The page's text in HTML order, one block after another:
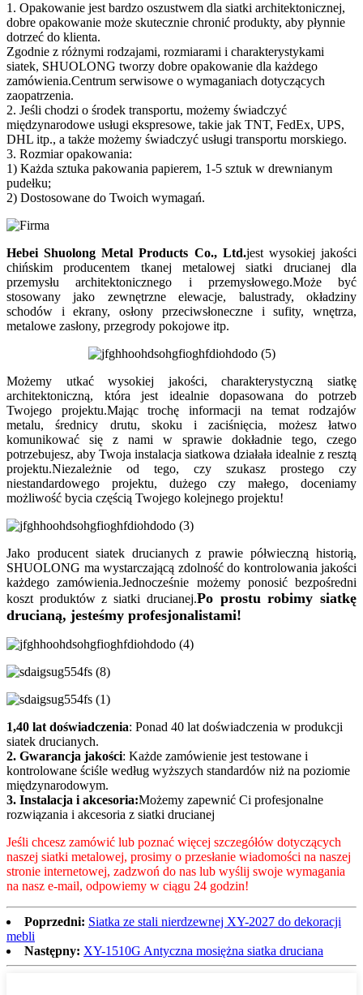
1. Opakowanie jest bardzo oszustwem dla siatki architektonicznej,
dobre opakowanie może skutecznie chronić produkty, aby płynnie
dotrzeć do klienta.
Zgodnie z różnymi rodzajami, rozmiarami i charakterystykami
siatek, SHUOLONG tworzy dobre opakowanie dla każdego
zamówienia.Centrum serwisowe o wymaganiach dotyczących
zaopatrzenia.
2. Jeśli chodzi o środek transportu, możemy świadczyć
międzynarodowe usługi ekspresowe, takie jak TNT, FedEx, UPS,
DHL itp., a także możemy świadczyć usługi transportu morskiego.
3. Rozmiar opakowania:
1) Każda sztuka pakowania papierem, 1-5 sztuk w drewnianym
pudełku;
2) Dostosowane do Twoich wymagań.
Hebei Shuolong Metal Products Co., Ltd.jest wysokiej jakości
chińskim producentem tkanej metalowej siatki drucianej dla
przemysłu architektonicznego i przemysłowego.Może być
stosowany jako zewnętrzne elewacje, balustrady, okładziny
schodów i ekrany, osłony przeciwsłoneczne i sufity, wnętrza,
metalowe zasłony, przegrody pokojowe itp.
Możemy utkać wysokiej jakości, charakterystyczną siatkę
architektoniczną, która jest idealnie dopasowana do potrzeb
Twojego projektu.Mając trochę informacji na temat rodzajów
metalu, średnicy drutu, skoku i zaciśnięcia, możesz łatwo
komunikować się z nami w sprawie dokładnie tego, czego
potrzebujesz, aby Twoja instalacja siatkowa działała idealnie z resztą
projektu.Niezależnie od tego, czy szukasz prostego czy
niestandardowego projektu, dużego czy małego, doceniamy
możliwość bycia częścią Twojego kolejnego projektu!
Jako producent siatek drucianych z prawie półwieczną historią,
SHUOLONG ma wystarczającą zdolność do kontrolowania jakości
każdego zamówienia.Jednocześnie możemy ponosić bezpośredni
koszt produktów z siatki drucianej.Po prostu robimy siatkę
drucianą, jesteśmy profesjonalistami!
1,40 lat doświadczenia: Ponad 40 lat doświadczenia w produkcji
siatek drucianych.
2. Gwarancja jakości: Każde zamówienie jest testowane i
kontrolowane ściśle według wyższych standardów niż na poziomie
międzynarodowym.
3. Instalacja i akcesoria:Możemy zapewnić Ci profesjonalne
rozwiązania i akcesoria z siatki drucianej
Jeśli chcesz zamówić lub poznać więcej szczegółów dotyczących
naszej siatki metalowej, prosimy o przesłanie wiadomości na naszej
stronie internetowej, zadzwoń do nas lub wyślij swoje wymagania
na nasz e-mail, odpowiemy w ciągu 24 godzin!
Poprzedni: Siatka ze stali nierdzewnej XY-2027 do dekoracji
mebli
Następny: XY-1510G Antyczna mosiężna siatka druciana